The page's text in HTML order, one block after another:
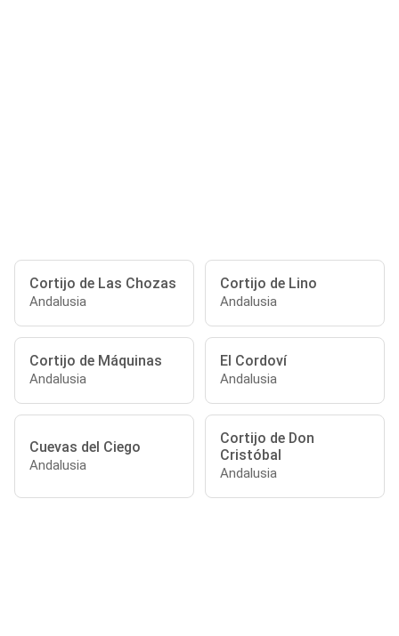
Cortijo de Las Chozas
Andalusia
Cortijo de Lino
Andalusia
Cortijo de Máquinas
Andalusia
El Cordoví
Andalusia
Cuevas del Ciego
Andalusia
Cortijo de Don
Cristóbal
Andalusia